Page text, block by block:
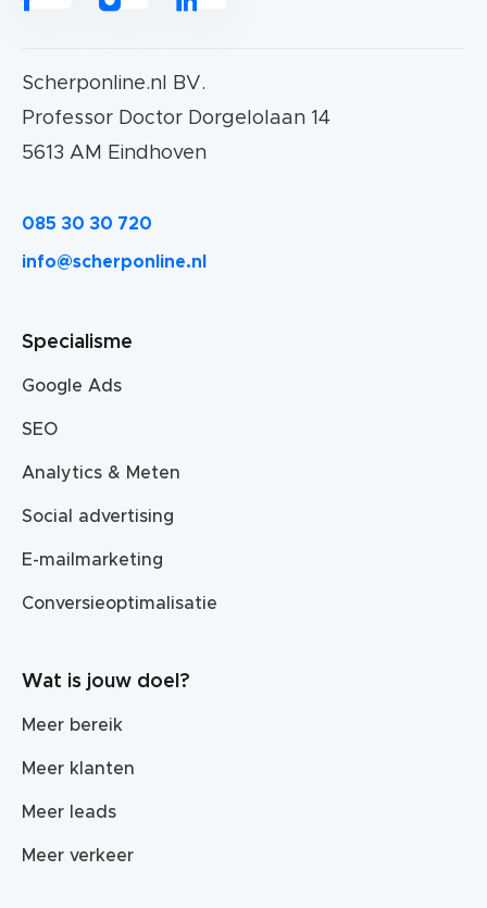
Scherponline.nl BV.
Professor Doctor Dorgelolaan 14
5613 AM Eindhoven
085 30 30 720
info@scherponline.nl
Specialisme
Google Ads
SEO
Analytics & Meten
Social advertising
E-mailmarketing
Conversieoptimalisatie
Wat is jouw doel?
Meer bereik
Meer klanten
Meer leads
Meer verkeer